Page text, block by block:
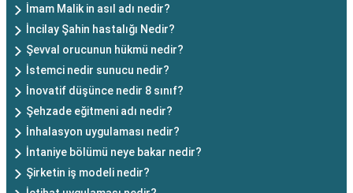
İmam Malik in asıl adı nedir?
İncilay Şahin hastalığı Nedir?
Şevval orucunun hükmü nedir?
İstemci nedir sunucu nedir?
İnovatif düşünce nedir 8 sınıf?
Şehzade eğitmeni adı nedir?
İnhalasyon uygulaması nedir?
İntaniye bölümü neye bakar nedir?
Şirketin iş modeli nedir?